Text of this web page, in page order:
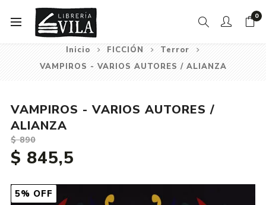
0
Inicio FICCIÓN
Terror
VAMPIROS - VARIOS AUTORES / ALIANZA
5% OFF
VAMPIROS - VARIOS AUTORES /
ALIANZA
$ 890
$ 845,5